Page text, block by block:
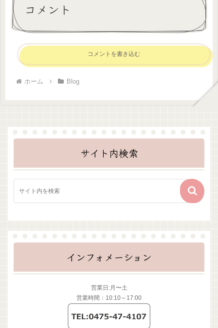
コメント
コメントを書き込む
ホーム Blog
サイト内検索
インフォメーション
営業日:月〜土
営業時間：10:10～17:00